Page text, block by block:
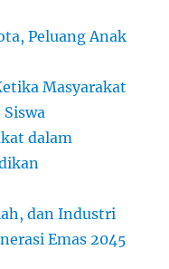
Peluang Anak
Masyarakat
dalam
dan Industri
Emas 2045